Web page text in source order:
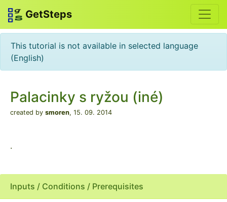
GetSteps
This tutorial is not available in selected language
(English)
Palacinky s ryžou (iné)
created by smoren, 15. 09. 2014
.
Inputs / Conditions / Prerequisites